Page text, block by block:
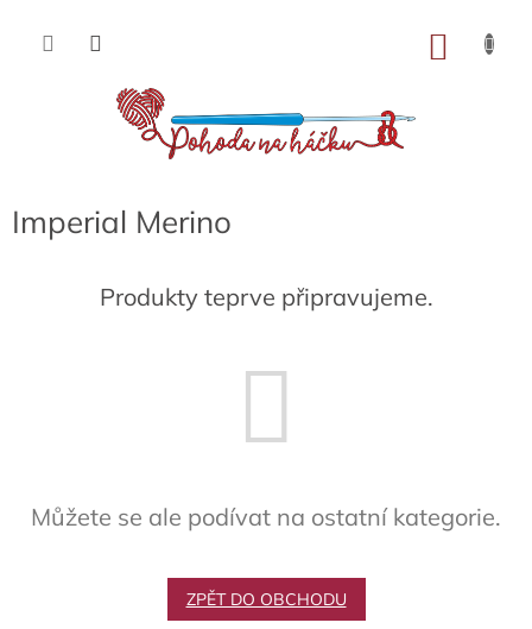
obsah
Imperial Merino
Produkty teprve připravujeme.
Můžete se ale podívat na ostatní kategorie.
ZPĚT DO OBCHODU